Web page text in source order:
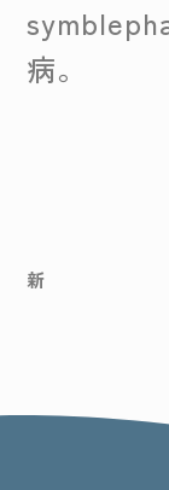
病。
(以上資
新